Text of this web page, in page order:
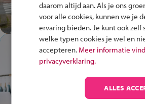
Speel het Fiets
en win een
In de winkel
plek!
Ontdek via het
op de winkelvloer,
anders is!
daarom altijd aan. Als je ons
voor alle cookies, kunnen we je
ervaring bieden. Je kunt ook zelf
welke typen cookies je wel en
accepteren. Meer informatie
privacyverklaring.
ALLES